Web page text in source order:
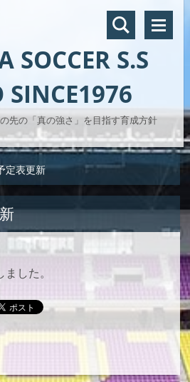
SOCCER S.S
SINCE1976
先の「真の強さ」を目指す育成方針
定表更新
した。